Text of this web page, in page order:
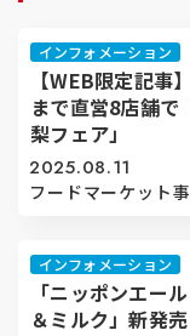
インフォメーション
【WEB限定記事
まで直営8店舗で
梨フェア」
2025.08.11
フードマーケット
インフォメーション
「ニッポンエー
＆ミルク」新発売